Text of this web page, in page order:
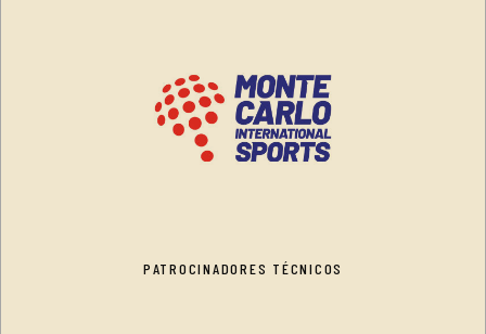
PATROCINADORES TÉCNICOS